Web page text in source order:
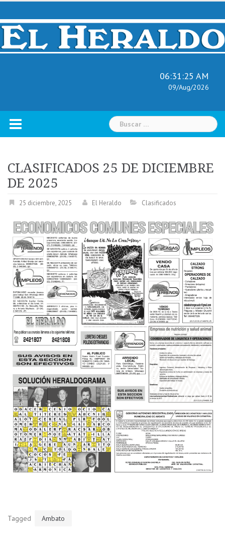
Skip
content
06:31:26 AM
09/Aug/2026
Buscar:
CLASIFICADOS 25 DE DICIEMBRE
DE 2025
25 diciembre, 2025 El Heraldo Clasificados
Tagged Ambato